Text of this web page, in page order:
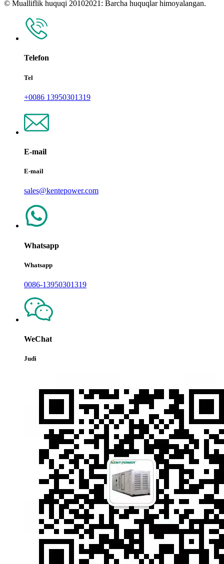
© Mualliflik huquqi 20102021: Barcha huquqlar himoyalangan.
Telefon
Tel
+0086 13950301319
E-mail
E-mail
sales@kentepower.com
Whatsapp
Whatsapp
0086-13950301319
WeChat
Judi